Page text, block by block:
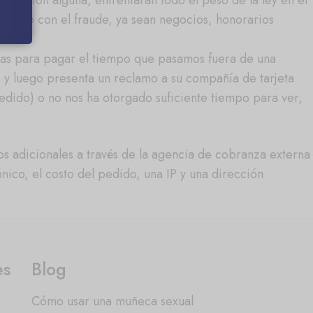
con el fraude, ya sean negocios, honorarios
para pagar el tiempo que pasamos fuera de una
luego presenta un reclamo a su compañía de tarjeta
o no nos ha otorgado suficiente tiempo para ver,
adicionales a través de la agencia de cobranza externa
el costo del pedido, una IP y una dirección
Blog
Cómo usar una muñeca sexual